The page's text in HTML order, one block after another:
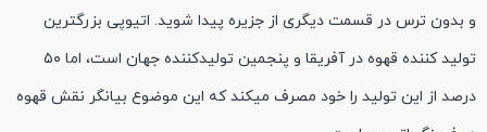
و بدون ترس در قسمت دیگری از جزیره پیدا شوید. اتیوپی بزرگترین
تولید کننده قهوه در آفریقا و پنجمین تولیدکننده جهان است، اما ۵۰
درصد از این تولید را خود مصرف میکند که این موضوع بیانگر نقش قهوه